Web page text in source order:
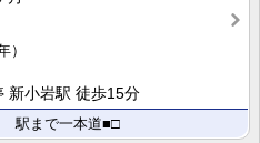
）
新小岩駅 徒歩15分
駅まで一本道■□